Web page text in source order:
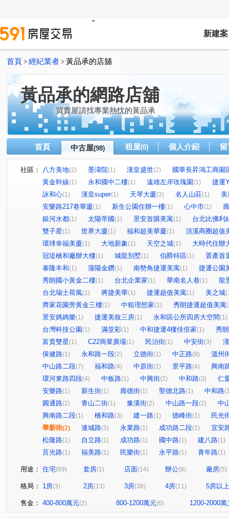
新建案
首頁 > 經紀業者 > 黃品承的店舖
黃品承的網路店舖
買賣屋請找專業熱忱的黃品承
首頁 中古屋(98) 租屋(0) 個人介紹
社區： 八方美地(2) 墨濤院(1) 漢皇盛世(2)
國華長昇鴻工商園
黃金幹線(1) 永和國中二樓(1) 遠雄左岸玫瑰園(1)
捷運
詠和心(1) 漢皇super(1) 天琴大廈(3) 名人山莊(1)
美
安樂路217巷華廈(1) 新生公園住辦一樓(1) 心中市(1)
銀河水都(1) 太陽帝國 (1) 景安首購美寓(1)
台北比佛利
雙子星(1) 世界大廈(1) 福和超美華廈(1)
頂溪商圈超值
環球幸福美廈(1) 大地新象(1) 天空之城(1)
大時代住辦
冠堤橋和廠辦大樓(1) 城龍別墅(1) 伯爵特區(1)
置產首
泰隆丰和(1) 蒲陽金鑽(1) 南勢角捷運美寓(1)
捷運公園
秀朗國小黃金二樓(1) 台北企業家(1) 華南名人巷(1)
龍
台北瑞士荷風(1) 將捷美華(1) 捷運超值美寓(1) 美之城
齊家花園旁黃金三樓(1) 中租理想家(1) 秀朗捷運超值美寓
景安媽媽樂(1) 捷運美妝三房(1) 永和區公所四房大空間 (1)
台灣科技公園 (1) 滿堂彩(1) 中和捷運4樓佳倍家(1)
秀
富貴雙星(1) C22商業廣場(1) 民治街(1) 中安街(3)
保健路(1) 永和路一段(2) 立德街(1) 中正路(8)
溫州
中山路二段(7) 福和路(4) 中原街(1) 景平路(4)
興南
環河東路四段(4) 中板路(1) 中興街(2) 中和路(3)
仁
安樂路(1) 新生街(1) 壽德街(1) 聖德北路(1) 中和路
圓通路(2) 青山二街(1) 豫溪街(2) 中山路一段(2)
中
興南路二段(1) 橋和路(3) 建一路(1) 德峰街(1)
民光
華新街(2) 連城路(3) 永業路(1) 成功路二段(1)
宜安
松隆路(1) 自立路(1) 成功路(1) 國中路(1) 建八路(1)
莒光路(1) 福美路(1) 民樂街(1) 永平路(1) 青年路(1)
用途： 住宅(69) 套房(1) 店面(14) 辦公(8) 廠房(5)
格局： 1房(3) 2房(13) 3房(38) 4房(11) 5房以上
售金： 400-800萬元(2) 800-1200萬元(6) 1200-2000萬